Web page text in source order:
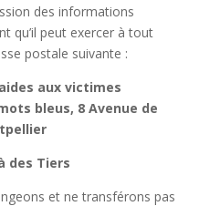
des informations
qu’il peut exercer à tout
postale suivante :
aux victimes
bleus, 8 Avenue de
des Tiers
et ne transférons pas